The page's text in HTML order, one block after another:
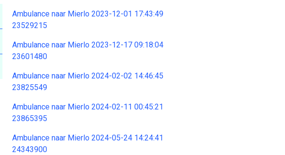
Ambulance naar Mierlo 2023-12-01 17:43:49
23529215
Ambulance naar Mierlo 2023-12-17 09:18:04
23601480
Ambulance naar Mierlo 2024-02-02 14:46:45
23825549
Ambulance naar Mierlo 2024-02-11 00:45:21
23865395
Ambulance naar Mierlo 2024-05-24 14:24:41
24343900